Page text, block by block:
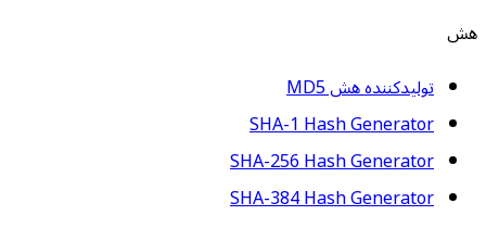
هش
تولیدکننده هش MD5
SHA-1 Hash Generator
SHA-256 Hash Generator
SHA-384 Hash Generator